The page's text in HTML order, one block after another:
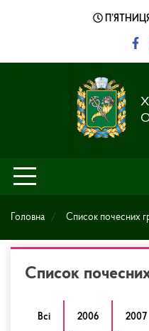
Головна Cписок почесних
Cписок
Всі 2006 2007